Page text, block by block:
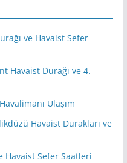
ve Havaist Sefer
Havaist Durağı ve 4.
Ulaşım
Havaist Durakları ve
Havaist Sefer Saatleri